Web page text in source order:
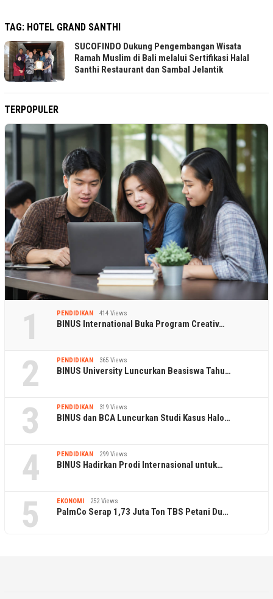
TAG: HOTEL GRAND SANTHI
SUCOFINDO Dukung Pengembangan Wisata
Ramah Muslim di Bali melalui Sertifikasi Halal
Santhi Restaurant dan Sambal Jelantik
TERPOPULER
1 PENDIDIKAN 414 Views
BINUS International Buka Program Creativ…
2 PENDIDIKAN 365 Views
BINUS University Luncurkan Beasiswa Tahu…
3 PENDIDIKAN 319 Views
BINUS dan BCA Luncurkan Studi Kasus Halo…
4 PENDIDIKAN 299 Views
BINUS Hadirkan Prodi Internasional untuk…
5 EKONOMI 252 Views
PalmCo Serap 1,73 Juta Ton TBS Petani Du…